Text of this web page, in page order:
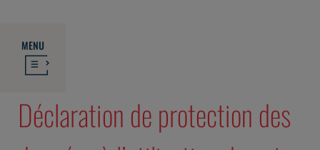
MENU
Déclaration de protection des